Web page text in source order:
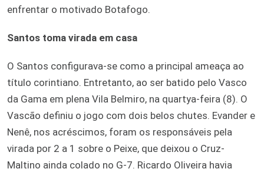
enfrentar o motivado Botafogo.
Santos toma virada em casa
O Santos configurava-se como a principal ameaça ao
título corintiano. Entretanto, ao ser batido pelo Vasco
da Gama em plena Vila Belmiro, na quartya-feira (8). O
Vascão definiu o jogo com dois belos chutes. Evander e
Nenê, nos acréscimos, foram os responsáveis pela
virada por 2 a 1 sobre o Peixe, que deixou o Cruz-
Maltino ainda colado no G-7. Ricardo Oliveira havia